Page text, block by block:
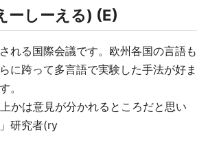
ーしーえる) (E)
れる国際会議です。欧州各国の言語も
に跨って多言語で実験した手法が好ま
。
かは意見が分かれるところだと思い
研究者(ry